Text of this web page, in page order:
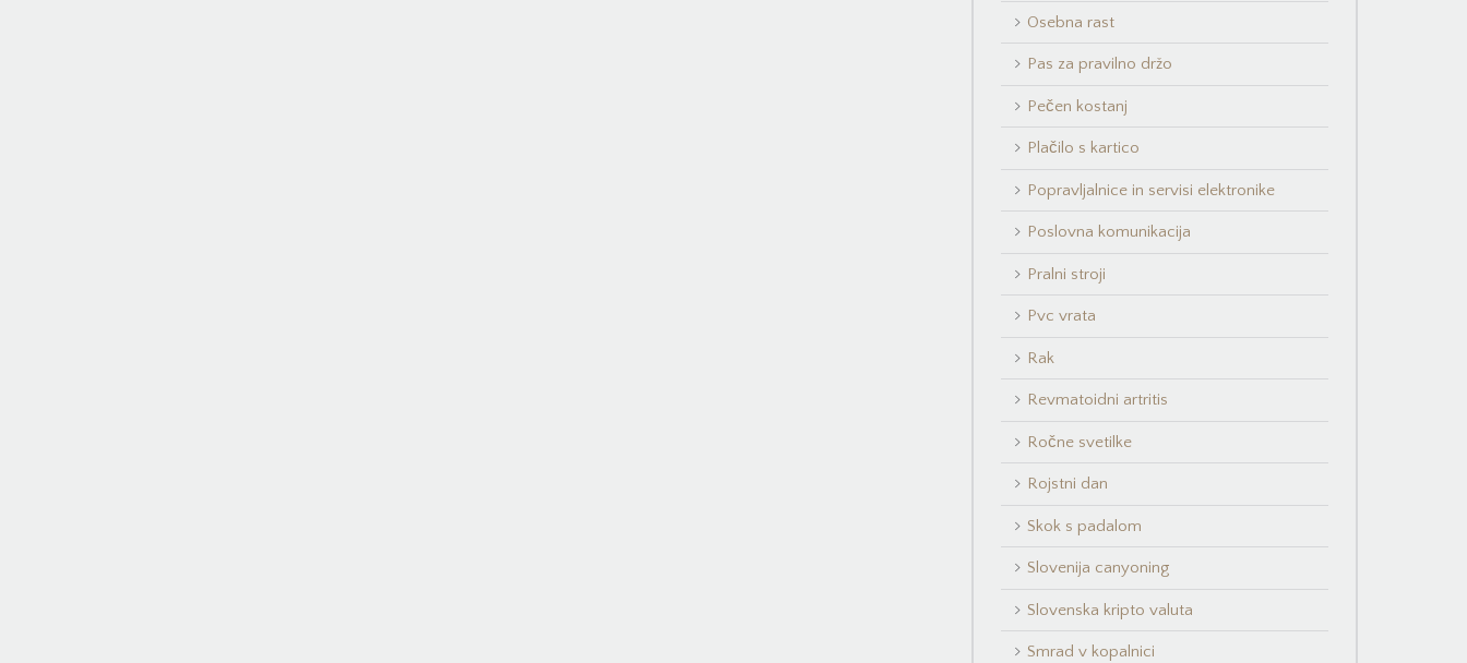
Osebna rast
Pas za pravilno držo
Pečen kostanj
Plačilo s kartico
Popravljalnice in servisi elektronike
Poslovna komunikacija
Pralni stroji
Pvc vrata
Rak
Revmatoidni artritis
Ročne svetilke
Rojstni dan
Skok s padalom
Slovenija canyoning
Slovenska kripto valuta
Smrad v kopalnici